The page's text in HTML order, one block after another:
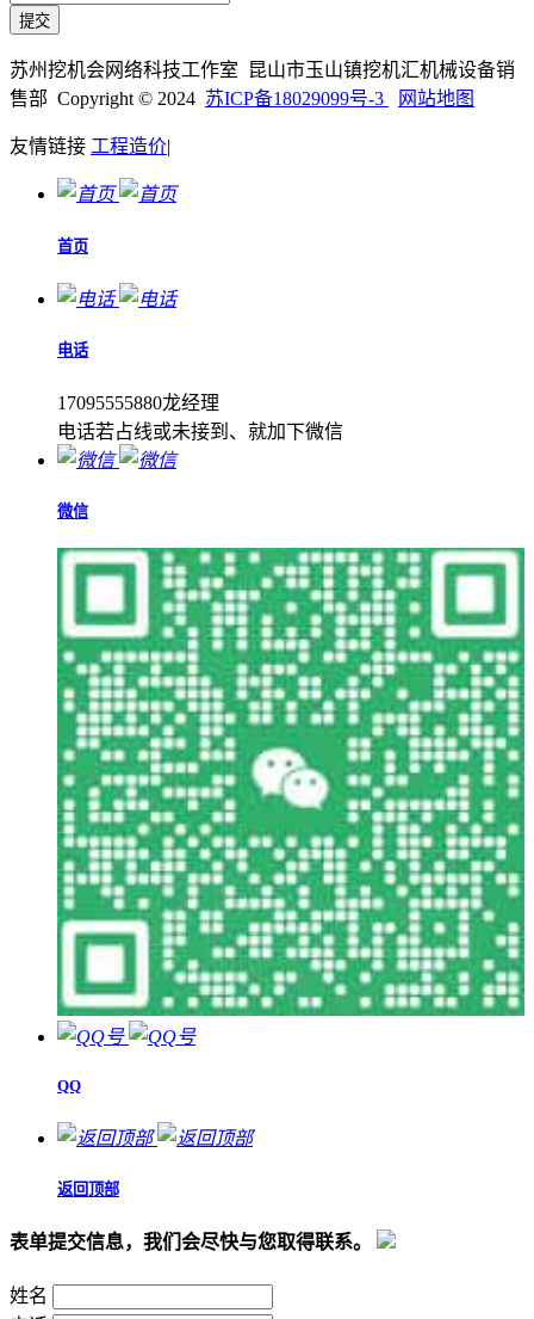
苏州挖机会网络科技工作室 昆山市玉山镇挖机汇机械设备销
售部 Copyright © 2024 苏ICP备18029099号-3 网站地图
友情链接 工程造价|
首页
电话
17095555880龙经理
电话若占线或未接到、就加下微信
微信
QQ
返回顶部
表单提交信息，我们会尽快与您取得联系。
姓名